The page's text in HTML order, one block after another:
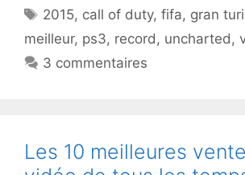
Étiquettes
2015, call of duty,fifa, gran
meilleur, ps3, record, uncharted,
3 commentaires
Les 10 meilleures